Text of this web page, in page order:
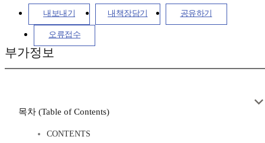
내보내기 내책장담기 공유하기
오류접수
부가정보
목차 (Table of Contents)
CONTENTS